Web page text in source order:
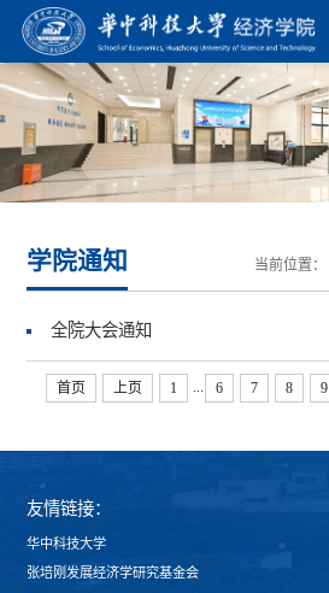
学院通知 当前位置：
全院大会通知
首页 上页 1 ... 6 7 8 9
友情链接：
华中科技大学
张培刚发展经济学研究基金会